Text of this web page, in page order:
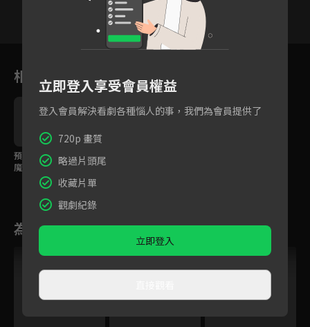
15 16 17
相關花絮
預告：靈界小仙與人間
魔俠命定輪迴，前世戀
人成異姓兄妹
為您推薦
立即登入享受會員權益
登入會員解決看劇各種惱人的事，我們為會員提供了
720p 畫質
略過片頭尾
收藏片單
觀劇紀錄
立即登入